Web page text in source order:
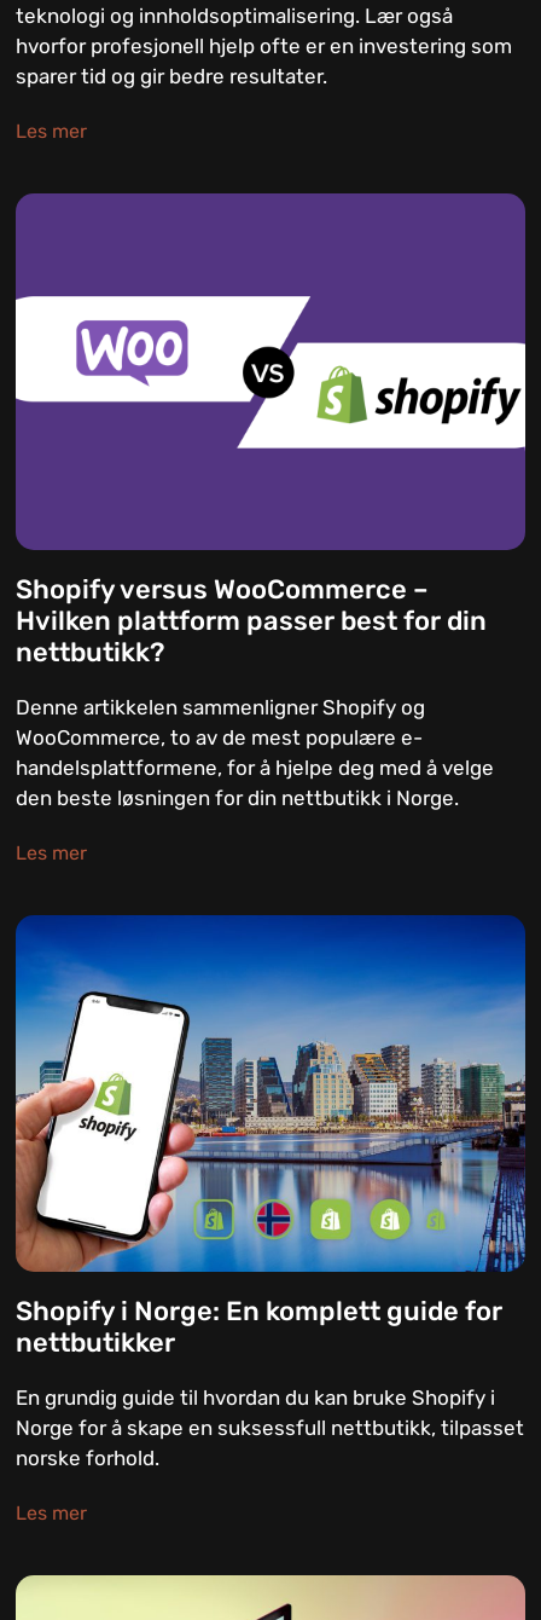
teknologi og innholdsoptimalisering. Lær også
hvorfor profesjonell hjelp ofte er en investering som
sparer tid og gir bedre resultater.
Les mer
Shopify versus WooCommerce –
Hvilken plattform passer best for din
nettbutikk?
Denne artikkelen sammenligner Shopify og
WooCommerce, to av de mest populære e-
handelsplattformene, for å hjelpe deg med å velge
den beste løsningen for din nettbutikk i Norge.
Les mer
Shopify i Norge: En komplett guide for
nettbutikker
En grundig guide til hvordan du kan bruke Shopify i
Norge for å skape en suksessfull nettbutikk, tilpasset
norske forhold.
Les mer